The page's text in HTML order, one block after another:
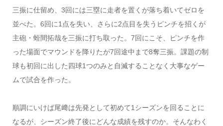
三振に仕留め、3回には三塁に走者を置くが落ち着いてゼロを
並べた。6回に1点を失い、さらに2点目を失うピンチを招くが
主砲・蛭間拓哉を三振に打ち取った。7回にこそ、ピンチを作
った場面でマウンドを降りたが7回途中まで8奪三振。課題の制
球も初回に出した四球1つのみと自滅することなく大事なゲー
ムで試合を作った。
順調にいけば尾﨑は先発として初めて1シーズンを回ることに
なるが、シーズン終了後にどんな成績を残すのか。そんなわく